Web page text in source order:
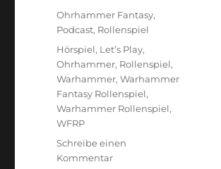
am
Kategorien
Ohrhammer Fantasy,
Podcast, Rollenspiel
Schlagwörter
Hörspiel, Let’s Play,
Ohrhammer, Rollenspiel,
Warhammer,Warhammer
Fantasy Rollenspiel,
Warhammer Rollenspiel,
WFRP
Schreibe einen
Kommentarzu